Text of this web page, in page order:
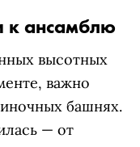
к ансамблю
высотных
важно
башнях.
— от